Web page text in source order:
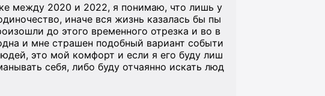
между 2020 и 2022, я понимаю, что лишь у
иначе вся жизнь казалась бы пы
до этого временного отрезка и во в
и мне страшен подобный вариант событи
это мой комфорт и если я его буду лиш
себя, либо буду отчаянно искать люд